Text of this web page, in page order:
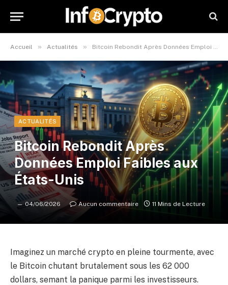
Accueil » Actualités » Bitcoin Rebondit Après Données Emploi Faibles aux États-Unis
ACTUALITÉS
Bitcoin Rebondit Après
Données Emploi Faibles aux
États-Unis
04/06/2026 Aucun commentaire 11 Mins de Lecture
Imaginez un marché crypto en pleine tourmente, avec
le Bitcoin chutant brutalement sous les 62 000
dollars, semant la panique parmi les investisseurs.